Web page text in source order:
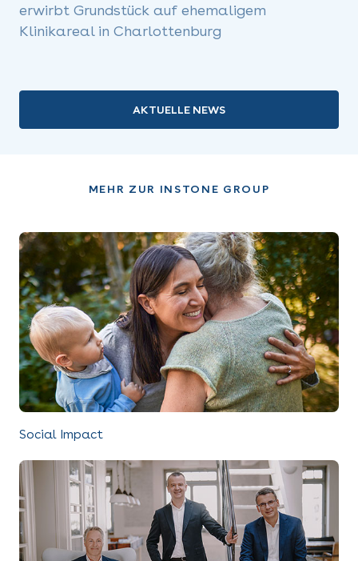
erwirbt Grundstück auf ehemaligem
Klinikareal in Charlottenburg
AKTUELLE NEWS
MEHR ZUR INSTONE GROUP
Social Impact